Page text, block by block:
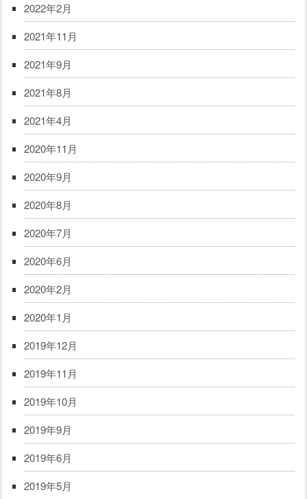
2022年2月
2021年11月
2021年9月
2021年8月
2021年4月
2020年11月
2020年9月
2020年8月
2020年7月
2020年6月
2020年2月
2020年1月
2019年12月
2019年11月
2019年10月
2019年9月
2019年6月
2019年5月